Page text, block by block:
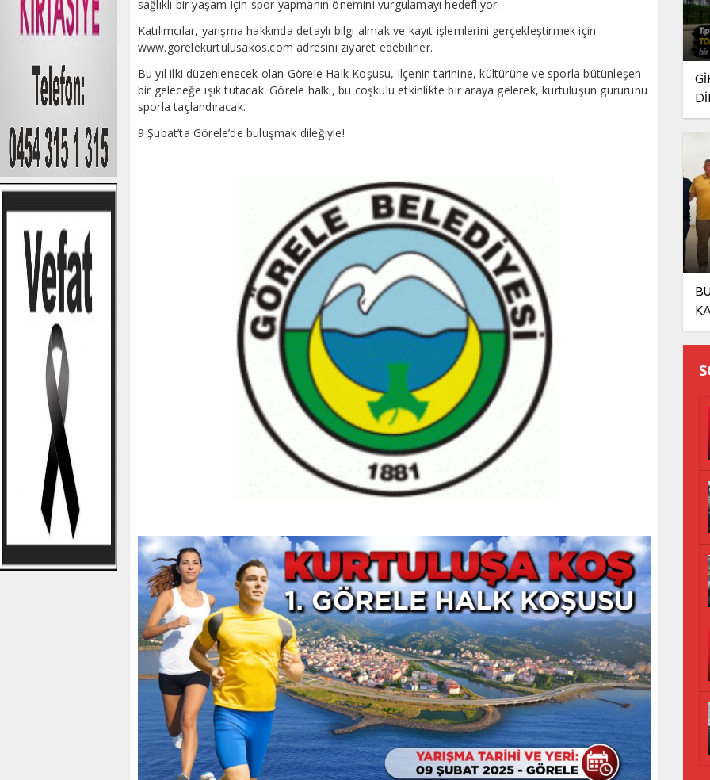
sağlıklı bir yaşam için spor yapmanın önemini vurgulamayı hedefliyor.
Katılımcılar, yarışma hakkında detaylı bilgi almak ve kayıt işlemlerini gerçekleştirmek için
www.gorelekurtulusakos.com adresini ziyaret edebilirler.
Bu yıl ilki düzenlenecek olan Görele Halk Koşusu, ilçenin tarihine, kültürüne ve sporla bütünleşen
bir geleceğe ışık tutacak. Görele halkı, bu coşkulu etkinlikte bir araya gelerek, kurtuluşun gururunu
sporla taçlandıracak.
9 Şubat’ta Görele’de buluşmak dileğiyle!